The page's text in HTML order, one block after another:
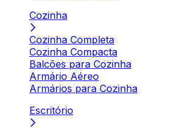
Cozinha
Cozinha Completa
Cozinha Compacta
Balcões para Cozinha
Armário Aéreo
Armários para Cozinha
Escritório